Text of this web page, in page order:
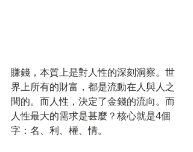
賺錢，本質上是對人性的深刻洞察。世
界上所有的財富，都是流動在人與人之
間的。而人性，決定了金錢的流向。而
人性最大的需求是甚麼？核心就是4個
字：名、利、權、情。